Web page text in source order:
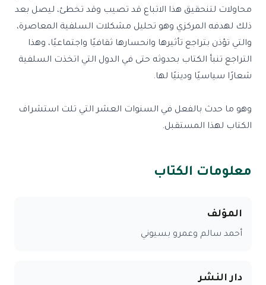
محاولات لتنحقيق هذا الاتباع قد تصيب وقد تخطئ، ليصل بعد
ذلك لهدفه المركزي وهو تحليل مشكلات السلفية المعاصرة،
والتي تؤذن بتراجع تأثيرها وانحسارها ثقافيًا واجتماعيًا، وهذا
التراجع تنبأ الكتاب بحدوثه حتى في الدول التي اتخذت السلفية
شعارًا سياسيًا ودينيًا لها.
وهو ما حدث بالفعل في السنوات العشر التي تلت استشراف
الكتاب لهذا المستقبل.
معلومات الكتاب
المؤلف
أحمد سالم وعمرو بسيوني
دار النشر